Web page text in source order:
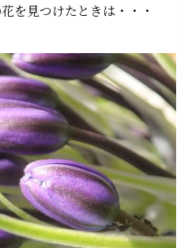
を見つけたときは・・・